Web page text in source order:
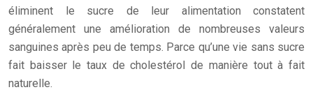
éliminent le sucre de leur alimentation constatent
généralement une amélioration de nombreuses valeurs
sanguines après peu de temps. Parce qu’une vie sans sucre
fait baisser le taux de cholestérol de manière tout à fait
naturelle.